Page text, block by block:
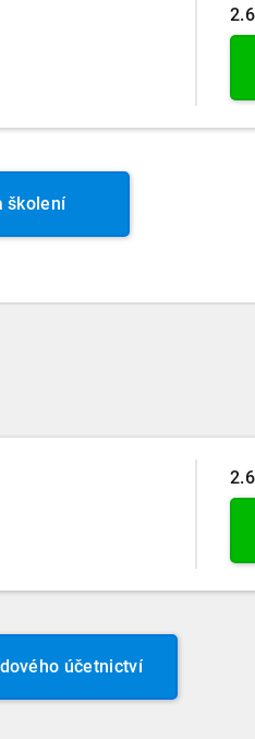
školení
účetnictví